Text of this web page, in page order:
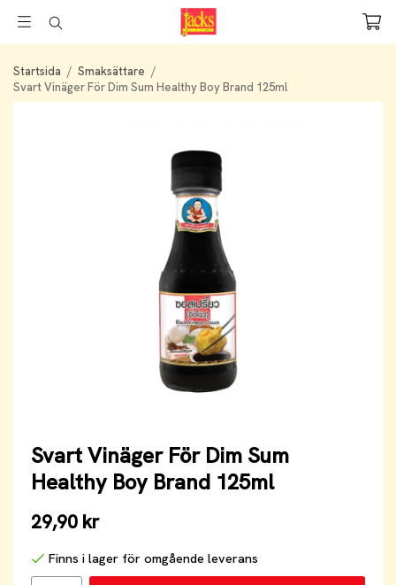
Startsida / Smaksättare /
Svart Vinäger För Dim Sum Healthy Boy Brand 125ml
Svart Vinäger För Dim Sum
Healthy Boy Brand 125ml
29,90 kr
Finns i lager för omgående leverans